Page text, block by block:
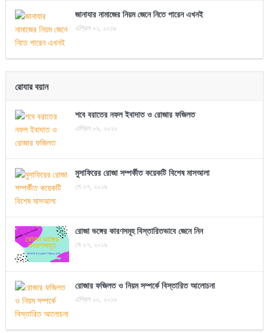
জানাযার নামাজের নিয়ম জেনে নিতে পারেন এখনই
এপ্রিল ০১, ২০১৯
রোযার বয়ান
শবে বরাতের নফল ইবাদাত ও রোজার ফজিলত
এপ্রিল ০৯, ২০২০
মুসাফিরের রোজা সম্পর্কীত কয়েকটি বিশেষ মাসআলা
মে ০৭, ২০১৯
রোজা ভঙ্গের কারণসমূহ বিস্তারিতভাবে জেনে নিন
মে ০৭, ২০১৯
রোজার ফজিলত ও নিয়ম সম্পর্কে বিস্তারিত আলোচনা
এপ্রিল ২০, ২০১৯